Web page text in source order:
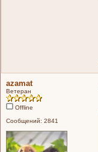
azamat
Ветеран
Offline
Сообщений: 2841